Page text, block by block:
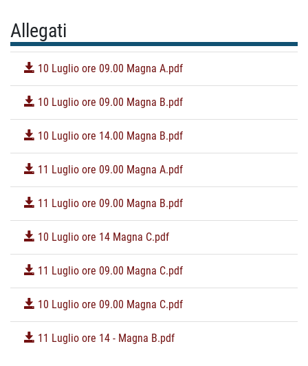
Allegati
10 Luglio ore 09.00 Magna A.pdf
10 Luglio ore 09.00 Magna B.pdf
10 Luglio ore 14.00 Magna B.pdf
11 Luglio ore 09.00 Magna A.pdf
11 Luglio ore 09.00 Magna B.pdf
10 Luglio ore 14 Magna C.pdf
11 Luglio ore 09.00 Magna C.pdf
10 Luglio ore 09.00 Magna C.pdf
11 Luglio ore 14 - Magna B.pdf